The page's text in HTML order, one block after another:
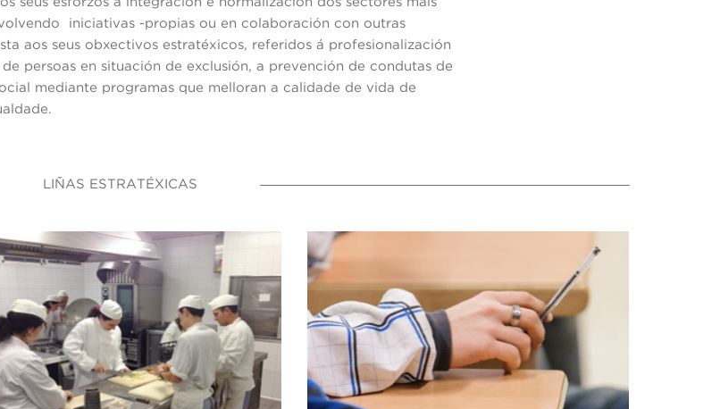
iniciativas -propias ou en colaboración con outras
aos seus obxectivos estratéxicos, referidos á profesionalización
persoas en situación de exclusión, a prevención de condutas de
mediante programas que melloran a calidade de vida de
LIÑAS ESTRATÉXICAS